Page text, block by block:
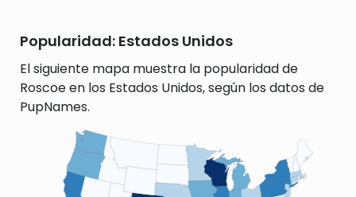
Popularidad: Estados Unidos
El siguiente mapa muestra la popularidad de
Roscoe en los Estados Unidos, según los datos de
PupNames.